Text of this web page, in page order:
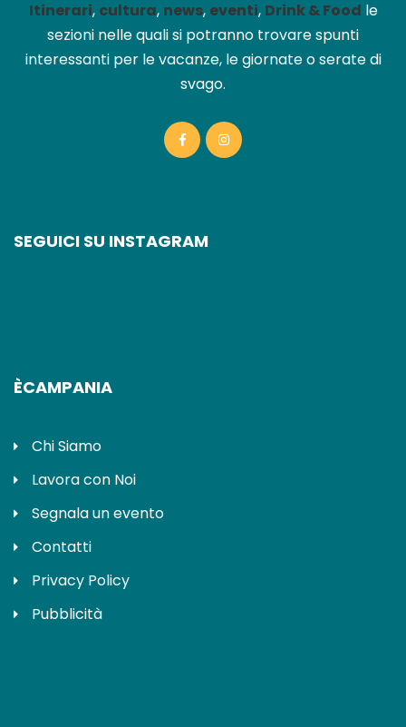
Itinerari, cultura, news, eventi, Drink & Food le
sezioni nelle quali si potranno trovare spunti
interessanti per le vacanze, le giornate o serate di
svago.
SEGUICI SU INSTAGRAM
ÈCAMPANIA
Chi Siamo
Lavora con Noi
Segnala un evento
Contatti
Privacy Policy
Pubblicità